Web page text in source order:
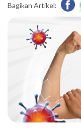
Bagikan Artikel: